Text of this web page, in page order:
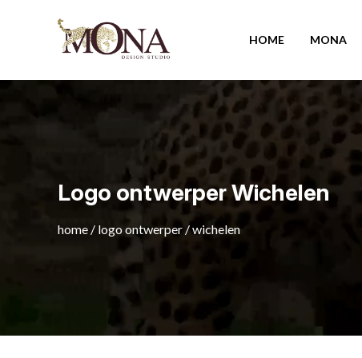
HOME MONA
Logo ontwerper Wichelen
home / logo ontwerper /wichelen